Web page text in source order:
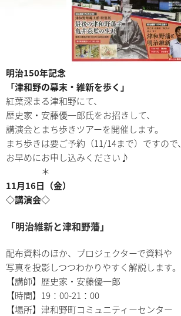
明治150年記念
「津和野の幕末・維新を歩く」
紅葉深まる津和野にて、
歴史家・安藤優一郎氏をお招きして、
講演会とまち歩きツアーを開催します。
まち歩きは要ご予約（11/14まで）ですので、
お早めにお申し込みください♪
＊
11月16日（金）
◇講演会◇
「明治維新と津和野藩」
配布資料のほか、プロジェクターで資料や
写真を投影しつつわかりやすく解説します。
【講師】歴史家・安藤優一郎
【時間】19：00-21：00
【場所】津和野町コミュニティーセンター